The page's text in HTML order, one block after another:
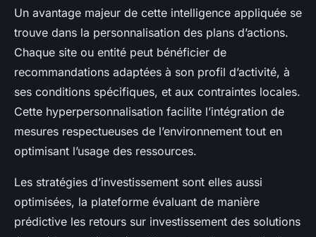
Un avantage majeur de cette intelligence appliquée se
trouve dans la personnalisation des plans d’actions.
Chaque site ou entité peut bénéficier de
recommandations adaptées à son profil d’activité, à
ses conditions spécifiques, et aux contraintes locales.
Cette hyperpersonnalisation facilite l’intégration de
mesures respectueuses de l’environnement tout en
optimisant l’usage des ressources.
Les stratégies d’investissement sont elles aussi
optimisées, la plateforme évaluant de manière
prédictive les retours sur investissement des solutions